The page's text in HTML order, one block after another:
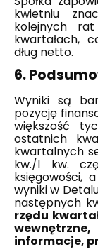
kwietniu
kolejnych
kwartałach,
dług netto.
6.
Wyniki są
pozycję
większość
ostatnich
kwartalnych
kw./I kw.
księgowości,
wyniki w
następnych
rzędu
informacje,